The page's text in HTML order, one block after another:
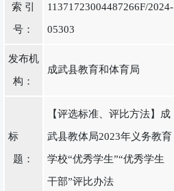
索 引
号：
11371723004487266F/2024-
05303
发布机
构：
成武县教育和体育局
标
题：
【评选标准、评比方法】成
武县教体局2023年义务教育
学校“优秀学生”“优秀学生
干部”评比办法